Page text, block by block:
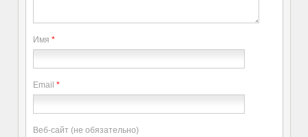
Имя *
Email *
Веб-сайт (не обязательно)